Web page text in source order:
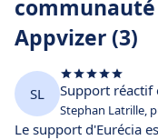
communauté
Appvizer (3)
SL Support réactif
Stephan Latrille,
Le support d'Eurécia